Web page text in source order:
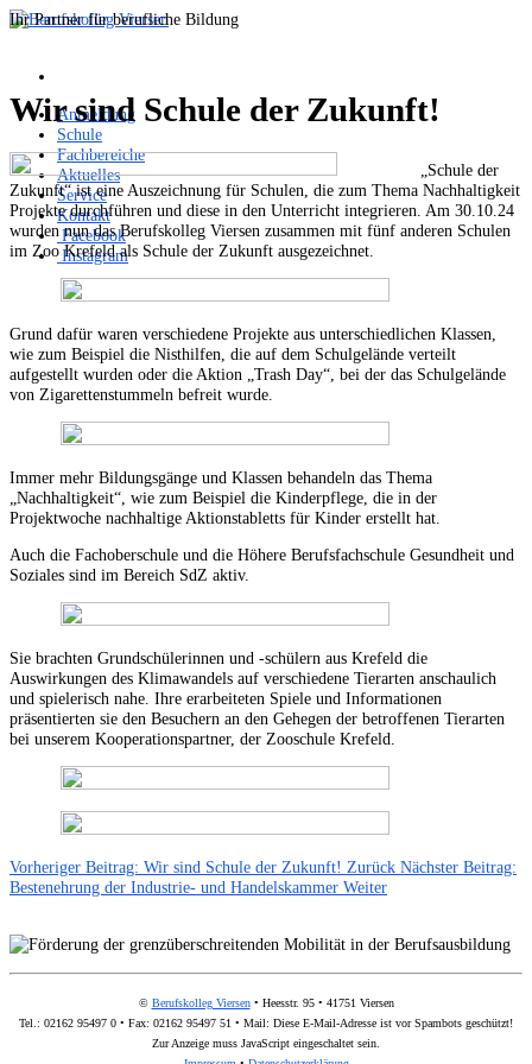
Ihr Partner für berufliche Bildung
Anmeldung
Schule
Fachbereiche
Aktuelles
Service
Kontakt
Facebook
Instagram
Wir sind Schule der Zukunft!
„Schule der
Zukunft“ ist eine Auszeichnung für Schulen, die zum Thema Nachhaltigkeit
Projekte durchführen und diese in den Unterricht integrieren. Am 30.10.24
wurden nun das Berufskolleg Viersen zusammen mit fünf anderen Schulen
im Zoo Krefeld als Schule der Zukunft ausgezeichnet.
Grund dafür waren verschiedene Projekte aus unterschiedlichen Klassen,
wie zum Beispiel die Nisthilfen, die auf dem Schulgelände verteilt
aufgestellt wurden oder die Aktion „Trash Day“, bei der das Schulgelände
von Zigarettenstummeln befreit wurde.
Immer mehr Bildungsgänge und Klassen behandeln das Thema
„Nachhaltigkeit“, wie zum Beispiel die Kinderpflege, die in der
Projektwoche nachhaltige Aktionstabletts für Kinder erstellt hat.
Auch die Fachoberschule und die Höhere Berufsfachschule Gesundheit und
Soziales sind im Bereich SdZ aktiv.
Sie brachten Grundschülerinnen und -schülern aus Krefeld die
Auswirkungen des Klimawandels auf verschiedene Tierarten anschaulich
und spielerisch nahe. Ihre erarbeiteten Spiele und Informationen
präsentierten sie den Besuchern an den Gehegen der betroffenen Tierarten
bei unserem Kooperationspartner, der Zooschule Krefeld.
Vorheriger Beitrag: Wir sind Schule der Zukunft! Zurück Nächster Beitrag:
Bestenehrung der Industrie- und Handelskammer Weiter
© Berufskolleg Viersen• Heesstr. 95 • 41751 Viersen
Tel.: 02162 95497 0 • Fax: 02162 95497 51 • Mail: Diese E-Mail-Adresse ist vor Spambots geschützt!
Zur Anzeige muss JavaScript eingeschaltet sein.